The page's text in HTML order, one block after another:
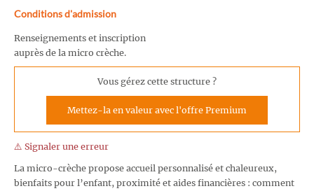
Conditions d'admission
Renseignements et inscription
auprès de la micro crèche.
Vous gérez cette structure ?
Mettez-la en valeur avec l'offre Premium
⚠️ Signaler une erreur
La micro-crèche propose accueil personnalisé et chaleureux,
bienfaits pour l’enfant, proximité et aides financières : comment